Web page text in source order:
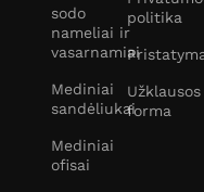
sodo
nameliai ir
vasarnamiai
Mediniai
sandėliukai
Mediniai
ofisai
politika
Užklausos
forma